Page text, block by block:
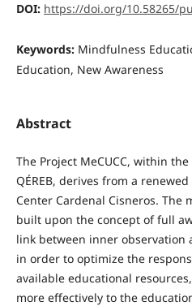
DOI: https://doi.org/10.58265/
Keywords: Mindfulness
Education, New Awareness
Abstract
The Project MeCUCC, within
QÉREB, derives from a
Center Cardenal Cisneros. The
built upon the concept of full
link between inner
in order to optimize the
available educational
more effectively to the